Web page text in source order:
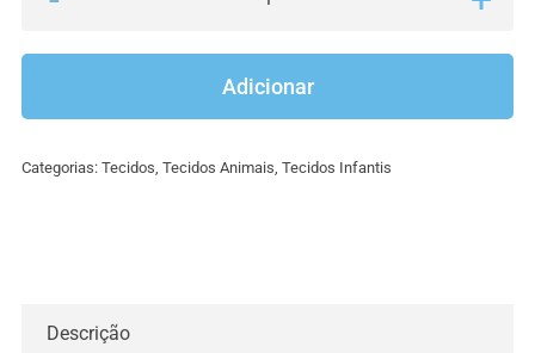
Tecidos
animais
Adicionar
Categorias: Tecidos Tecidos Animais Tecidos Infantis
Descrição